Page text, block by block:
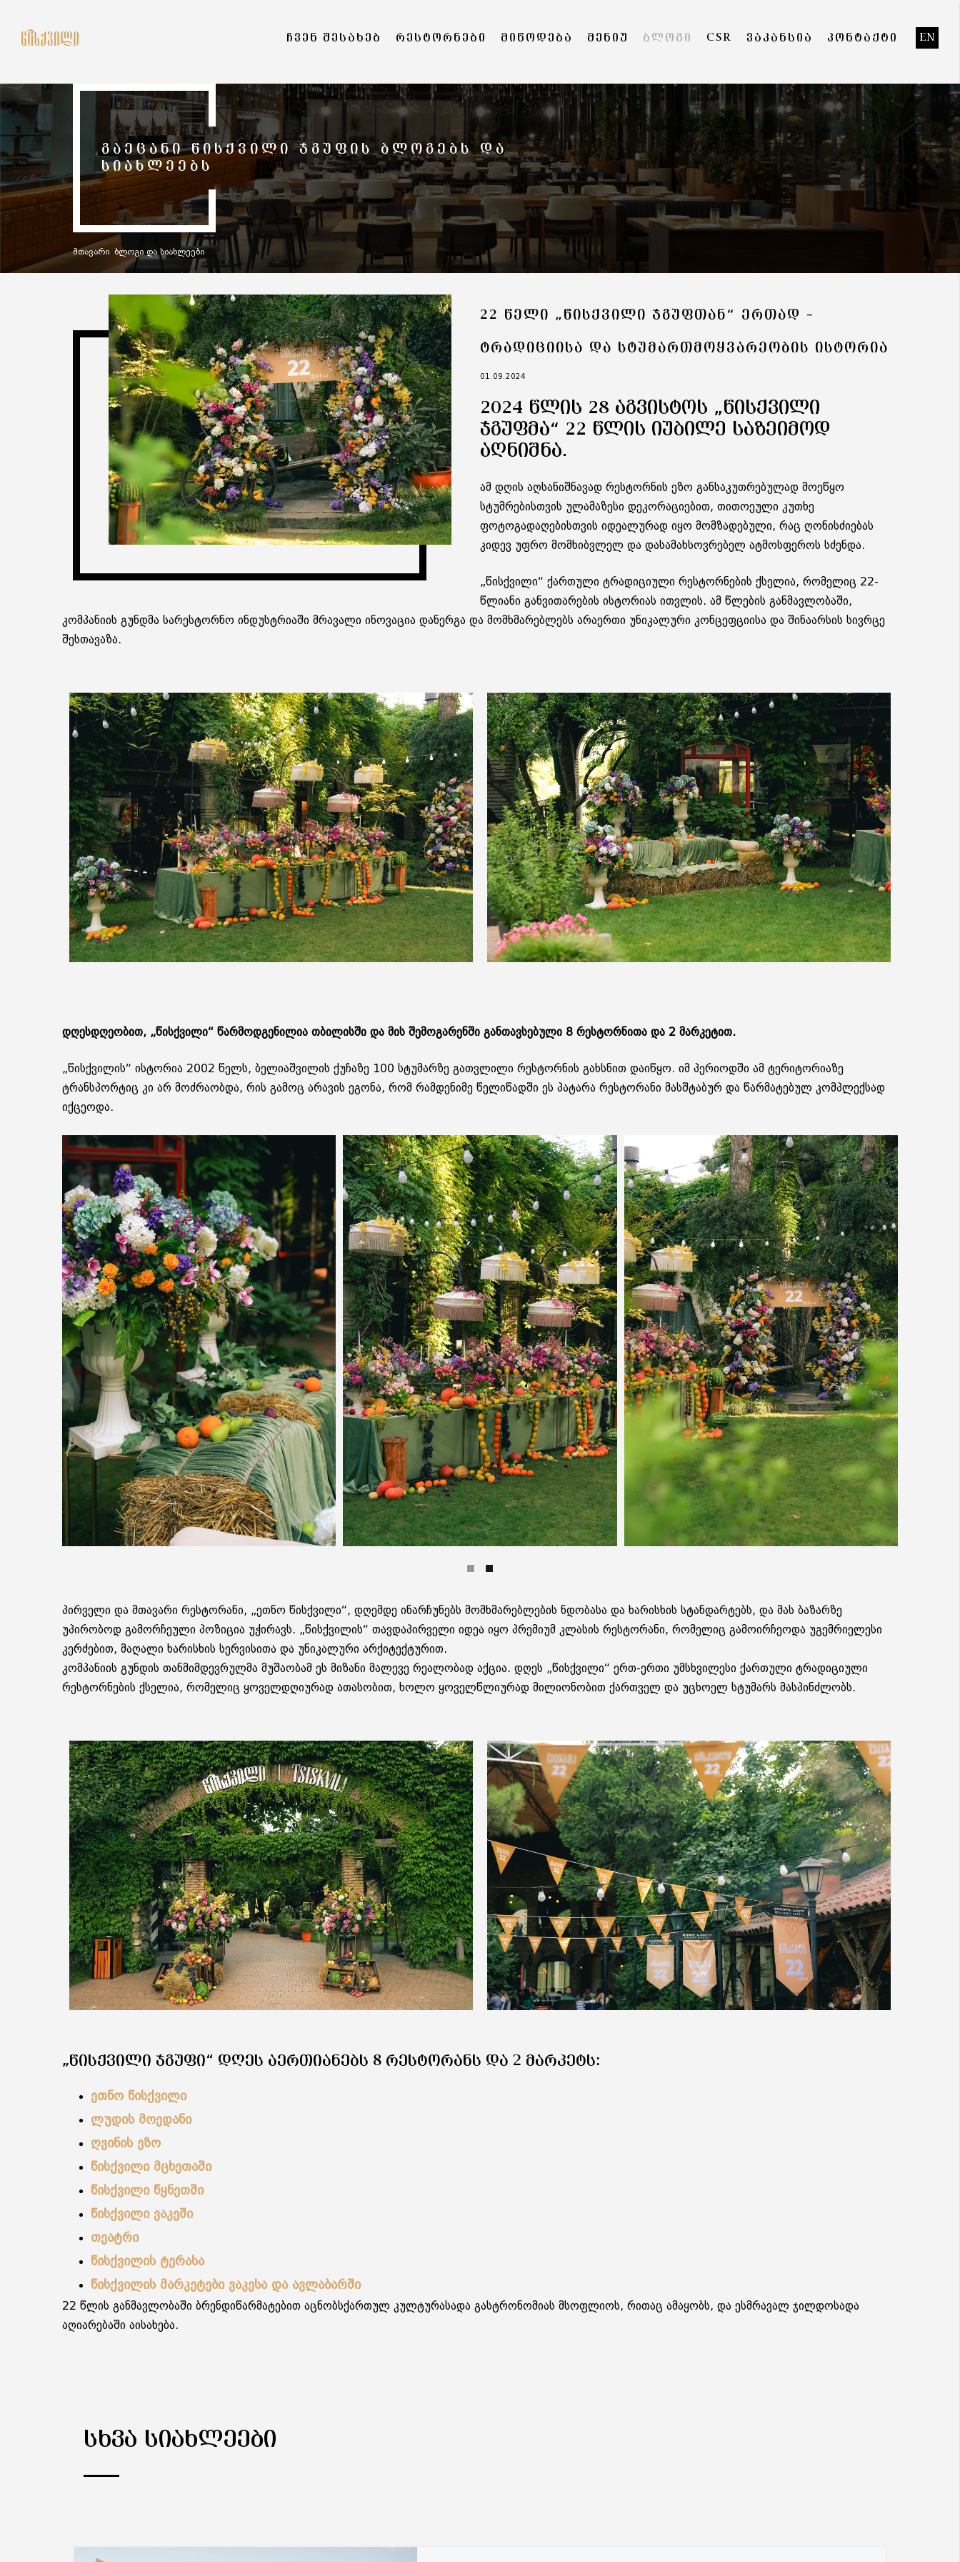
ᲩᲕᲔᲜ ᲨᲔᲡᲐᲮᲔᲑ ᲠᲔᲡᲢᲝᲠᲜᲔᲑᲘ ᲛᲘᲬᲝᲓᲔᲑᲐ ᲛᲔᲜᲘᲣ ᲑᲚᲝᲒᲘ CSR ᲕᲐᲙᲐᲜᲡᲘᲐ ᲙᲝᲜᲢᲐᲥᲢᲘ EN
ᲒᲐᲔᲪᲐᲜᲘ ᲬᲘᲡᲥᲕᲘᲚᲘ ᲯᲒᲣᲤᲘᲡ ᲑᲚᲝᲒᲔᲑᲡ ᲓᲐ
ᲡᲘᲐᲮᲚᲔᲔᲑᲡ
მთავარი ბლოგი და სიახლეები
22 ᲬᲔᲚᲘ „ᲬᲘᲡᲥᲕᲘᲚᲘ ᲯᲒᲣᲤᲗᲐᲜ“ ᲔᲠᲗᲐᲓ –
ᲢᲠᲐᲓᲘᲪᲘᲘᲡᲐ ᲓᲐ ᲡᲢᲣᲛᲐᲠᲗᲛᲝᲧᲕᲐᲠᲔᲝᲑᲘᲡ ᲘᲡᲢᲝᲠᲘᲐ
01.09.2024
2024 ᲬᲚᲘᲡ 28 ᲐᲒᲕᲘᲡᲢᲝᲡ „ᲬᲘᲡᲥᲕᲘᲚᲘ
ᲯᲒᲣᲤᲛᲐ“ 22 ᲬᲚᲘᲡ ᲘᲣᲑᲘᲚᲔ ᲡᲐᲖᲔᲘᲛᲝᲓ
ᲐᲦᲜᲘᲨᲜᲐ.
ამ დღის აღსანიშნავად რესტორნის ეზო განსაკუთრებულად მოეწყო
სტუმრებისთვის ულამაზესი დეკორაციებით, თითოეული კუთხე
ფოტოგადაღებისთვის იდეალურად იყო მომზადებული, რაც ღონისძიებას
კიდევ უფრო მომხიბვლელ და დასამახსოვრებელ ატმოსფეროს სძენდა.
„წისქვილი“ ქართული ტრადიციული რესტორნების ქსელია, რომელიც 22-
წლიანი განვითარების ისტორიას ითვლის. ამ წლების განმავლობაში,
კომპანიის გუნდმა სარესტორნო ინდუსტრიაში მრავალი ინოვაცია დანერგა და მომხმარებლებს არაერთი უნიკალური კონცეფციისა და შინაარსის სივრცე
შესთავაზა.
დღესდღეობით, „წისქვილი“ წარმოდგენილია თბილისში და მის შემოგარენში განთავსებული 8 რესტორნითა და 2 მარკეტით.
„წისქვილის“ ისტორია 2002 წელს, ბელიაშვილის ქუჩაზე 100 სტუმარზე გათვლილი რესტორნის გახსნით დაიწყო. იმ პერიოდში ამ ტერიტორიაზე
ტრანსპორტიც კი არ მოძრაობდა, რის გამოც არავის ეგონა, რომ რამდენიმე წელიწადში ეს პატარა რესტორანი მასშტაბურ და წარმატებულ კომპლექსად
იქცეოდა.
პირველი და მთავარი რესტორანი, „ეთნო წისქვილი“, დღემდე ინარჩუნებს მომხმარებლების ნდობასა და ხარისხის სტანდარტებს, და მას ბაზარზე
უპირობოდ გამორჩეული პოზიცია უჭირავს. „წისქვილის“ თავდაპირველი იდეა იყო პრემიუმ კლასის რესტორანი, რომელიც გამოირჩეოდა უგემრიელესი
კერძებით, მაღალი ხარისხის სერვისითა და უნიკალური არქიტექტურით.
კომპანიის გუნდის თანმიმდევრულმა მუშაობამ ეს მიზანი მალევე რეალობად აქცია. დღეს „წისქვილი“ ერთ-ერთი უმსხვილესი ქართული ტრადიციული
რესტორნების ქსელია, რომელიც ყოველდღიურად ათასობით, ხოლო ყოველწლიურად მილიონობით ქართველ და უცხოელ სტუმარს მასპინძლობს.
„ᲬᲘᲡᲥᲕᲘᲚᲘ ᲯᲒᲣᲤᲘ“ ᲓᲦᲔᲡ ᲐᲔᲠᲗᲘᲐᲜᲔᲑᲡ 8 ᲠᲔᲡᲢᲝᲠᲐᲜᲡ ᲓᲐ 2 ᲛᲐᲠᲙᲔᲢᲡ:
ეთნო წისქვილი
ლუდის მოედანი
ღვინის ეზო
წისქვილი მცხეთაში
წისქვილი წყნეთში
წისქვილი ვაკეში
თეატრი
წისქვილის ტერასა
წისქვილის მარკეტები ვაკესა და ავლაბარში
22 წლის განმავლობაში ბრენდიწარმატებით აცნობსქართულ კულტურასადა გასტრონომიას მსოფლიოს, რითაც ამაყობს, და ესმრავალ ჯილდოსადა
აღიარებაში აისახება.
ᲡᲮᲕᲐ ᲡᲘᲐᲮᲚᲔᲔᲑᲘ